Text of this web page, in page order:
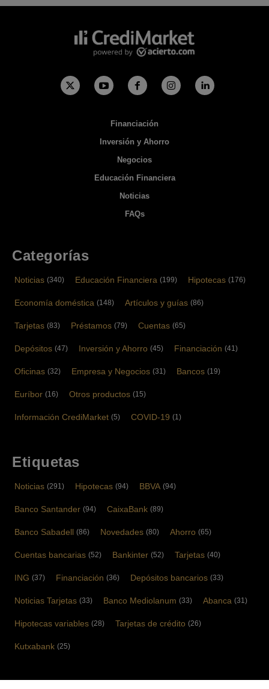
Financiación
Inversión y Ahorro
Negocios
Educación Financiera
Noticias
FAQs
Categorías
Noticias (340) Educación Financiera (199) Hipotecas (176)
Economía doméstica (148) Artículos y guías (86)
Tarjetas (83) Préstamos (79) Cuentas (65)
Depósitos (47) Inversión y Ahorro (45) Financiación (41)
Oficinas (32) Empresa y Negocios (31) Bancos (19)
Euríbor (16) Otros productos (15)
Información CrediMarket (5) COVID-19 (1)
Etiquetas
Noticias (291) Hipotecas (94) BBVA (94)
Banco Santander (94) CaixaBank (89)
Banco Sabadell (86) Novedades (80) Ahorro (65)
Cuentas bancarias (52) Bankinter (52) Tarjetas (40)
ING (37) Financiación (36) Depósitos bancarios (33)
Noticias Tarjetas (33) Banco Mediolanum (33) Abanca (31)
Hipotecas variables (28) Tarjetas de crédito (26)
Kutxabank (25)